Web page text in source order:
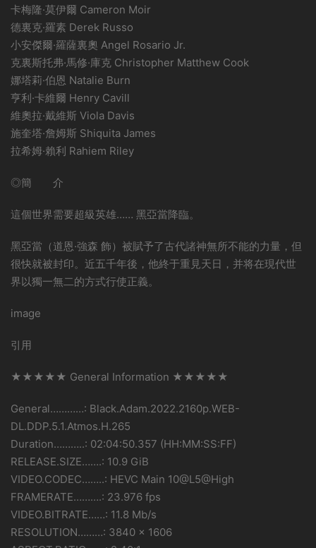
卡梅隆·莫伊爾 Cameron Moir
德裏克·羅素 Derek Russo
小安傑爾·羅薩裏奧 Angel Rosario Jr.
克裏斯托弗·馬修·庫克 Christopher Matthew Cook
娜塔莉·伯恩 Natalie Burn
亨利·卡維爾 Henry Cavill
維奧拉·戴維斯 Viola Davis
施奎塔·詹姆斯 Shiquita James
拉希姆·賴利 Rahiem Riley
◎簡 介
這個世界需要超級英雄…… 黑亞當降臨。
黑亞當（道恩·強森 飾）被賦予了古代諸神無所不能的力量，但
很快就被封印。近五千年後，他終于重見天日，并将在現代世
界以獨一無二的方式行使正義。
image
引用
★★★★★ General Information ★★★★★
General…………: Black.Adam.2022.2160p.WEB-
DL.DDP.5.1.Atmos.H.265
Duration………..: 02:04:50.357 (HH:MM:SS:FF)
RELEASE.SIZE…….: 10.9 GiB
VIDEO.CODEC……..: HEVC Main 10@L5@High
FRAMERATE……….: 23.976 fps
VIDEO.BITRATE……: 11.8 Mb/s
RESOLUTION………: 3840 x 1606